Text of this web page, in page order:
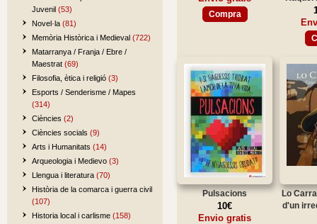
Juvenil (53)
Novel·la (81)
Memòria Històrica i Medieval (722)
Matarranya / Franja / Ebre /
Maestrat (69)
Filosofia, ètica i religió (3)
Esports / Senderisme / Mapes
(314)
Ciències (2)
Ciències socials (9)
Arts i Humanitats (14)
Arqueologia i Medievo (3)
Llengua i literatura (70)
Història de la comarca i guerra civil
(107)
Historia local i carlisme (158)
Compra
Pulsacions
10€
Envio gratis
Lo
d'un